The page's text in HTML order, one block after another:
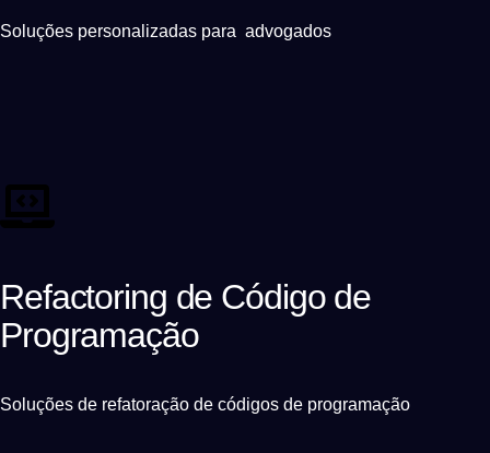
Soluções personalizadas para advogados
Refactoring de Código de
Programação
Soluções de refatoração de códigos de programação